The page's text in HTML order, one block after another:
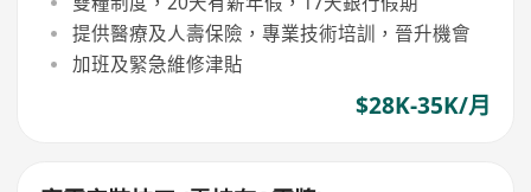
提供醫療及人壽保險，專業技術培訓，晉升機會
加班及緊急維修津貼
$28K-35K/月